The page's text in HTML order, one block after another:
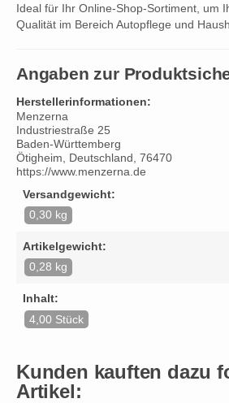
Ideal für Ihr Online-Shop-Sortiment, um
Qualität im Bereich Autopflege und
Angaben zur
Herstellerinformationen:
Menzerna
Industriestraße 25
Baden-Württemberg
Ötigheim, Deutschland, 76470
https://www.menzerna.de
Versandgewicht:
0,30 kg
Artikelgewicht:
0,28 kg
Inhalt:
4,00 Stück
Kunden kauften dazu
Artikel: